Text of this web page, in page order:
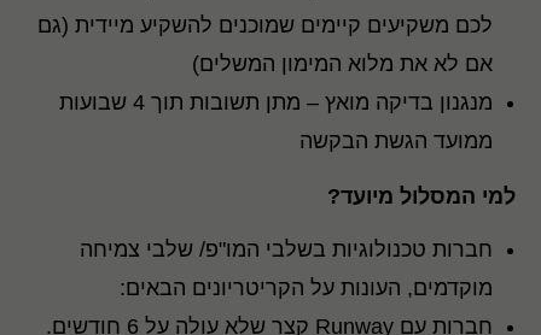
לכם משקיעים קיימים שמוכנים להשקיע מיידית (גם
אם לא את מלוא המימון המשלים)
מנגנון בדיקה מואץ –
מתן תשובות תוך 4 שבועות
ממועד הגשת הבקשה
למי המסלול מיועד?
חברות טכנולוגיות בשלבי המו"פ/ שלבי צמיחה
מוקדמים, העונות על הקריטריונים הבאים:
חברות עם
קצר שלא עולה על 6 חודשים
.